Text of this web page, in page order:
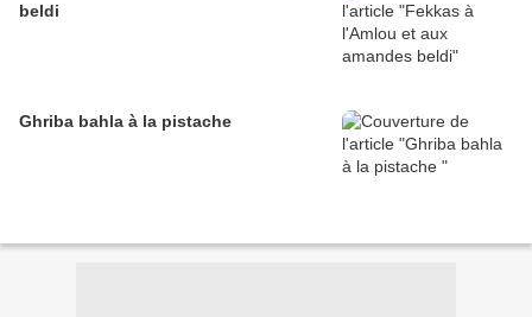
beldi
Ghriba bahla à la pistache